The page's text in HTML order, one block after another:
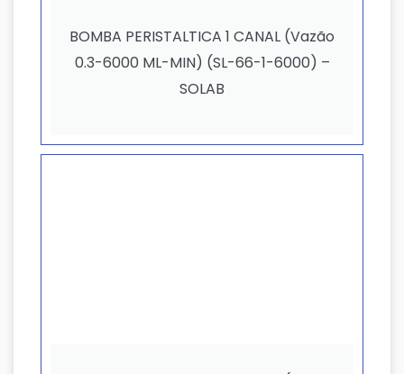
BOMBA PERISTALTICA 1 CANAL (Vazão
0.3-6000 ML-MIN) (SL-66-1-6000) –
SOLAB